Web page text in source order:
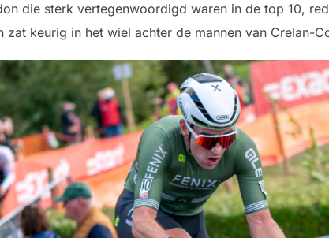
die sterk vertegenwoordigd waren in de top 10,
zat keurig in het wiel achter de mannen van Crelan-